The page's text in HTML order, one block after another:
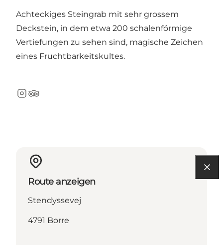
Achteckiges Steingrab mit sehr grossem
Deckstein, in dem etwa 200 schalenförmige
Vertiefungen zu sehen sind, magische Zeichen
eines Fruchtbarkeitskultes.
Instagram
TripAdvisor
Route anzeigen
Stendyssevej
4791 Borre